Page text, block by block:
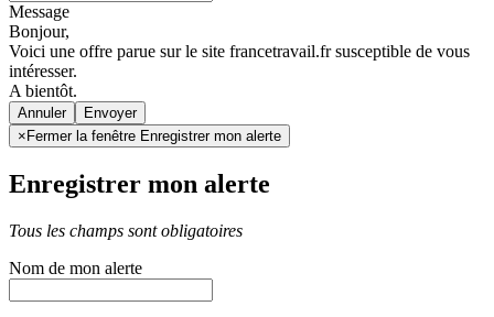
Message
Bonjour,
Voici une offre parue sur le site francetravail.fr susceptible de vous
intéresser.
A bientôt.
Annuler
× Fermer la fenêtre Enregistrer mon alerte
Enregistrer mon alerte
Tous les champs sont obligatoires
Nom de mon alerte